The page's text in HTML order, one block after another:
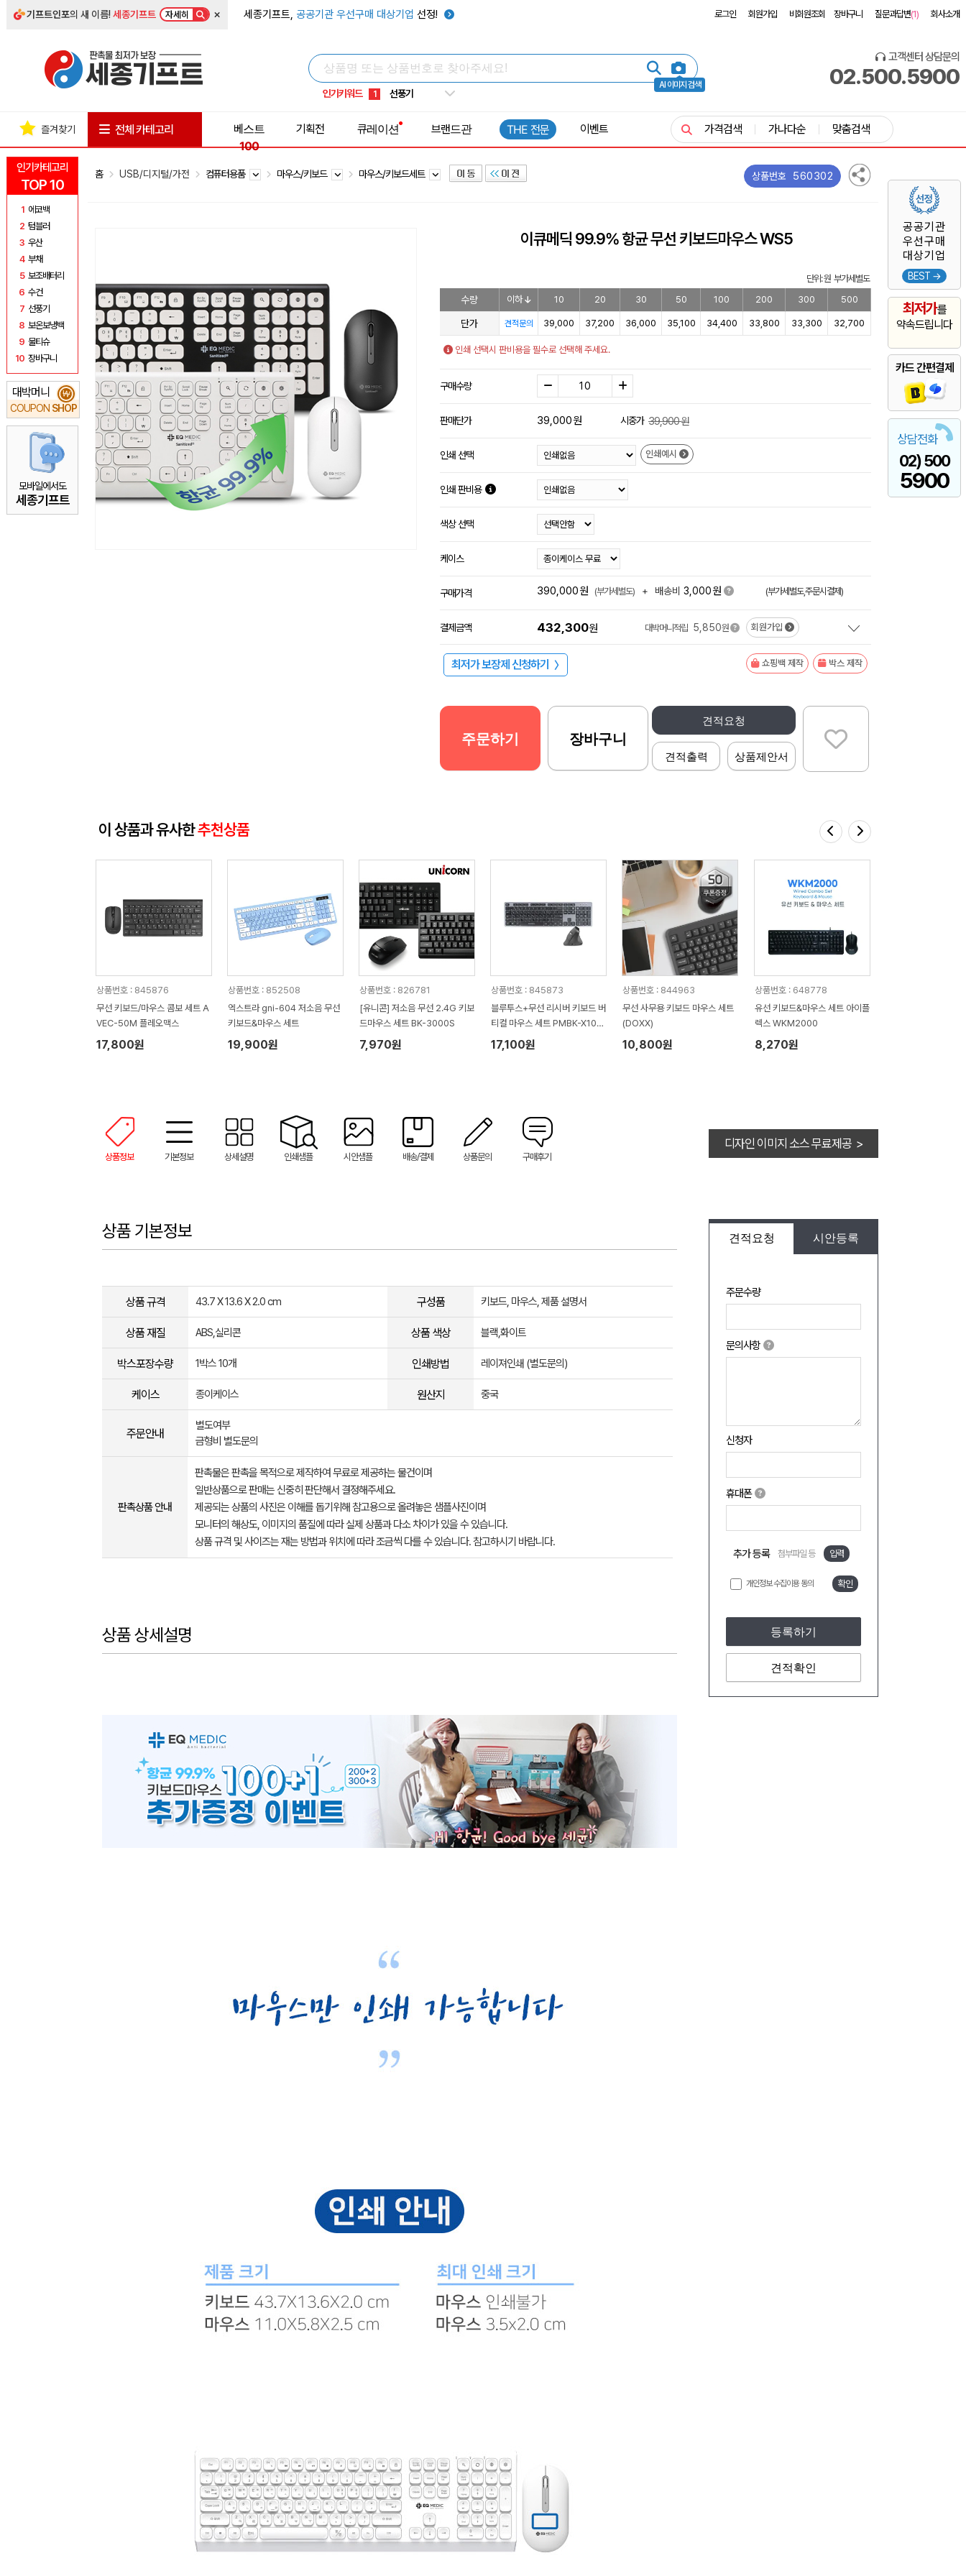
기프트인포의 새 이름!세종기프트 자세히 × 세종기프트, 공공기관 우선구매 대상기업 선정! 로그인 회원가입 비회원조회 장바구니 질문과답변(1) 회사소개
AI 이미지 검색
인기키워드
7 텀블러
10 타포린가방
1 선풍기
고객센터 상담문의
02.500.5900
인기카테고리
TOP 10
1 에코백
2 텀블러
3 우산
4 부채
5 보조배터리
6 수건
7 선풍기
8 보온보냉백
9 물티슈
10 장바구니
대박머니
COUPON SHOP
₩
모바일에서도
세종기프트
공공기관
우선구매
대상기업
BEST →
최저가를
약속드립니다
카드 간편결제
상담전화
02) 500
5900
즐겨찾기 전체 카테고리
베스트
100
기획전 큐레이션 브랜드관 THE 전문 이벤트 가격검색 가나다순 맞춤검색
홈 USB/디지털/가전 컴퓨터용품 마우스/키보드 마우스/키보드세트 상품번호 560302
이큐메딕 99.9% 항균 무선 키보드마우스 WS5
단위: 원 부가세별도
수량 이하 10 20 30 50 100 200 300 500
단가 견적문의 39,000 37,200 36,000 35,100 34,400 33,800 33,300 32,700
인쇄 선택시 판비용을 필수로 선택해 주세요.
구매수량
판매단가 39,000원 시중가 39,900원
인쇄 선택 인쇄예시
인쇄 판비용
색상 선택
케이스
구매가격 390,000원 (부가세별도) + 배송비 3,000원 (부가세별도,주문시결제)
결제금액 432,300원 대박머니적립 5,850원 회원가입
최저가 보장제 신청하기 〉 쇼핑백 제작 박스 제작
견적요청
견적출력 상품제안서
주문하기 장바구니
이 상품과 유사한추천상품
상품번호 : 845876
무선 키보드/마우스 콤보 세트 A
VEC-50M 플레오맥스
17,800원
상품번호 : 852508
엑스트라 gni-604 저소음 무선
키보드&마우스 세트
19,900원
상품번호 : 826781
[유니콘] 저소음 무선 2.4G 키보
드마우스 세트 BK-3000S
7,970원
상품번호 : 845873
블루투스+무선 리시버 키보드 버
티컬 마우스 세트 PMBK-X10
플레오맥스
17,100원
상품번호 : 844963
무선 사무용 키보드 마우스 세트
(DOXX)
10,800원
상품번호 : 648778
유선 키보드&마우스 세트 아이플
렉스 WKM2000
8,270원
상품정보 기본정보 상세설명 인쇄샘플 시안샘플 배송/결제 상품문의 구매후기
디자인 이미지 소스 무료제공 >
견적요청 시안등록
주문수량
문의사항
신청자
휴대폰
추가 등록 첨부파일 등 입력
개인정보 수집이용 동의 확인
등록하기
견적확인
상품 기본정보
상품 규격 43.7 X 13.6 X 2.0 cm 구성품 키보드, 마우스, 제품 설명서
상품 재질 ABS,실리콘 상품 색상 블랙,화이트
박스포장수량 1박스 10개 인쇄방법 레이져인쇄 (별도문의)
케이스 종이케이스 원산지 중국
주문안내
별도여부
금형비 별도문의
판촉상품 안내
판촉물은 판촉을 목적으로 제작하여 무료로 제공하는 물건이며
일반상품으로 판매는 신중히 판단해서 결정해주세요.
제공되는 상품의 사진은 이해를 돕기위해 참고용으로 올려놓은 샘플사진이며
모니터의 해상도, 이미지의 품질에 따라 실제 상품과 다소 차이가 있을 수 있습니다.
상품 규격 및 사이즈는 재는 방법과 위치에 따라 조금씩 다를 수 있습니다. 참고하시기 바랍니다.
상품 상세설명